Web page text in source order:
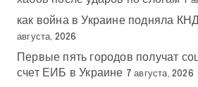
как война в Украине подняла
августа, 2026
Первые пять городов получат
счет ЕИБ в Украине 7 августа, 2026